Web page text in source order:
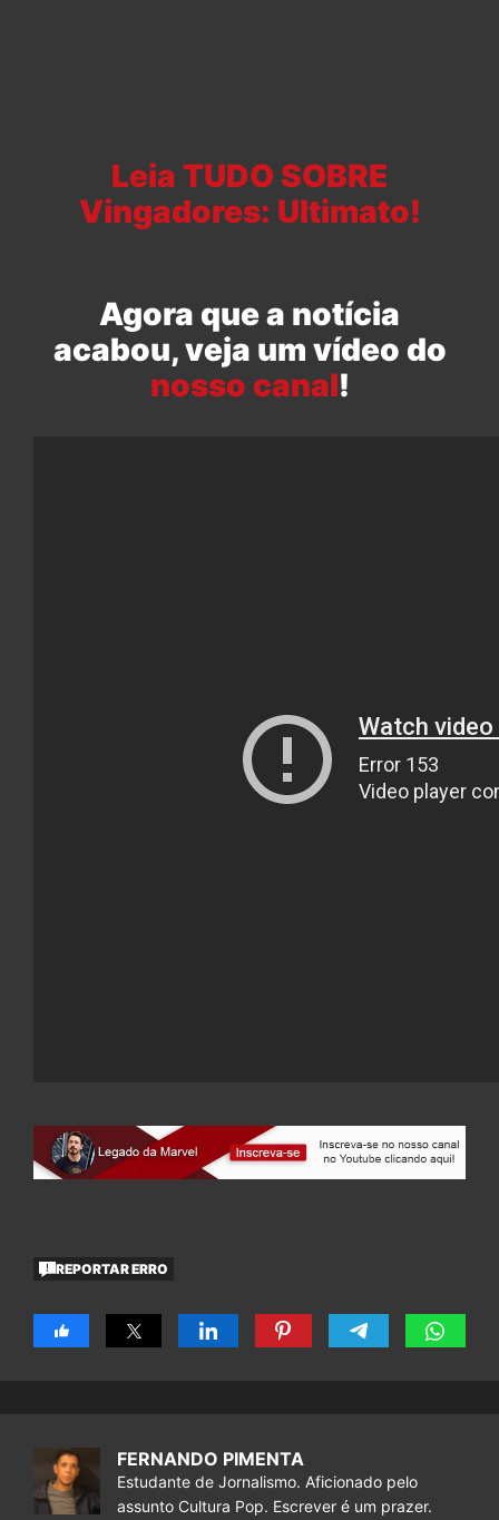
Leia TUDO SOBRE
Vingadores: Ultimato!
Agora que a notícia
acabou, veja um vídeo do
nosso canal!
REPORTAR ERRO
FERNANDO PIMENTA
Estudante de Jornalismo. Aficionado pelo
assunto Cultura Pop. Escrever é um prazer.